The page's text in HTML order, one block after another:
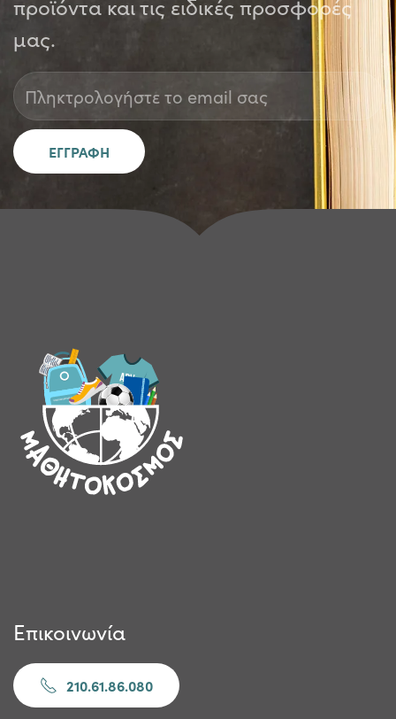
μας.
Επικοινωνία
210.61.86.080